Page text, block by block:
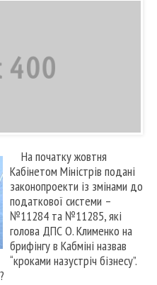
На початку жовтня
Кабінетом Міністрів подані
законопроекти із змінами до
податкової системи –
№11284 та №11285, які
голова ДПС О. Клименко на
брифінгу в Кабміні назвав
“кроками назустріч бізнесу”.